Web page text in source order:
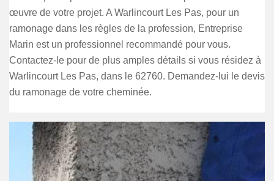
œuvre de votre projet. A Warlincourt Les Pas, pour un
ramonage dans les règles de la profession, Entreprise
Marin est un professionnel recommandé pour vous.
Contactez-le pour de plus amples détails si vous résidez à
Warlincourt Les Pas, dans le 62760. Demandez-lui le devis
du ramonage de votre cheminée.